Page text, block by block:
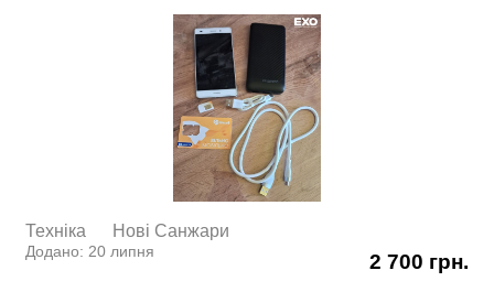
Техніка Нові Cанжари
Додано: 20 липня 2 700 грн.